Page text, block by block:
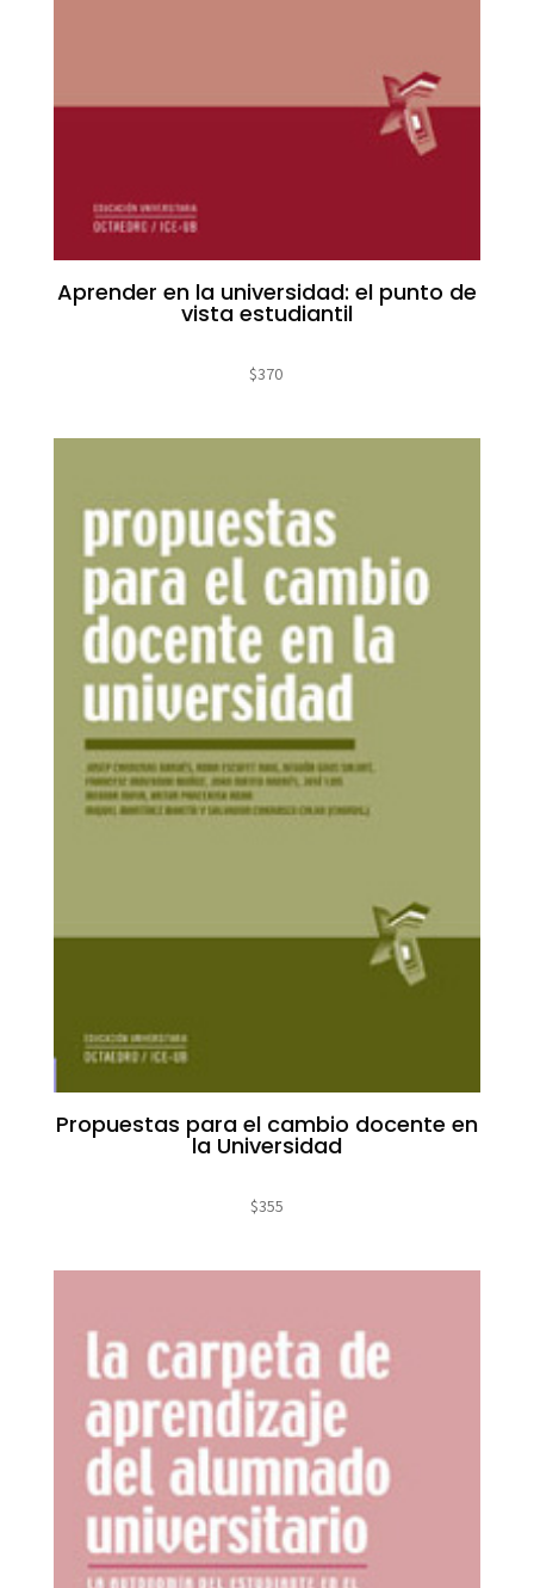
Aprender en la universidad: el punto de
vista estudiantil
$370
Propuestas para el cambio docente en
la Universidad
$355